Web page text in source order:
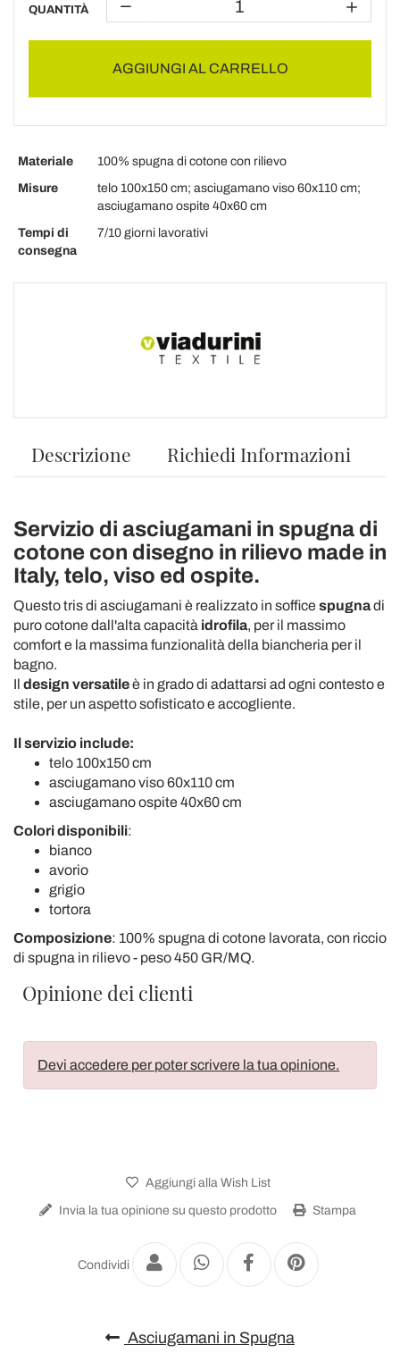
QUANTITÀ
AGGIUNGI AL CARRELLO
Materiale
100% spugna di cotone con rilievo
Misure
telo 100x150 cm; asciugamano viso 60x110 cm;
asciugamano ospite 40x60 cm
Tempi di
consegna
7/10 giorni lavorativi
Descrizione Richiedi Informazioni
Servizio di asciugamani in spugna di
cotone con disegno in rilievo made in
Italy, telo, viso ed ospite.
Questo tris di asciugamani è realizzato in sofficespugnadi
puro cotone dall'alta capacità idrofila, per il massimo
comfort e la massima funzionalità della biancheria per il
bagno.
Il design versatileè in grado di adattarsi ad ogni contesto e
stile, per un aspetto sofisticato e accogliente.
Il servizio include:
telo 100x150 cm
asciugamano viso 60x110 cm
asciugamano ospite 40x60 cm
Coloridisponibili:
bianco
avorio
grigio
tortora
Composizione: 100% spugna di cotone lavorata, con riccio
di spugna in rilievo - peso 450 GR/MQ.
Opinione dei clienti
Devi accedere per poter scrivere la tua opinione.
Aggiungi alla Wish List
Invia la tua opinione su questo prodotto Stampa
Condividi
Asciugamani in Spugna